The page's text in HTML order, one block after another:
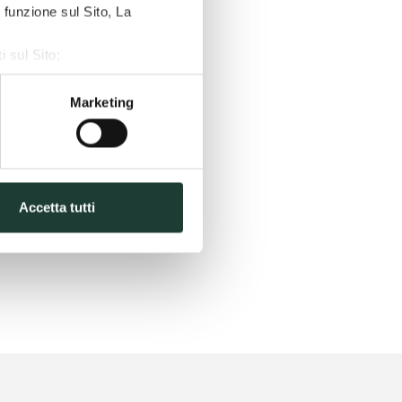
sul Sito, La
sul Sito;
Statistiche, Marketing;
Marketing
Accetta tutti